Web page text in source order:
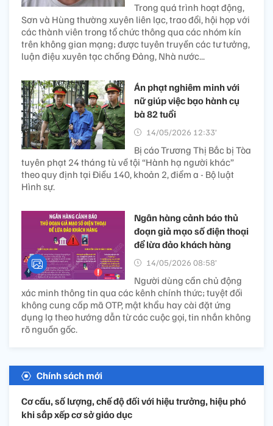
Trong quá trình hoạt động,
Sơn và Hùng thường xuyên liên lạc, trao đổi, hội họp với
các thành viên trong tổ chức thông qua các nhóm kín
trên không gian mạng; được tuyên truyền các tư tưởng,
luận điệu xuyên tạc chống Đảng, Nhà nước...
Án phạt nghiêm minh với
nữ giúp việc bạo hành cụ
bà 82 tuổi
14/05/2026 12:33’
Bị cáo Trương Thị Bắc bị Tòa
tuyên phạt 24 tháng tù về tội “Hành hạ người khác”
theo quy định tại Điều 140, khoản 2, điểm a - Bộ luật
Hình sự.
Ngân hàng cảnh báo thủ
đoạn giả mạo số điện thoại
để lừa đảo khách hàng
14/05/2026 08:58’
Người dùng cần chủ động
xác minh thông tin qua các kênh chính thức; tuyệt đối
không cung cấp mã OTP, mật khẩu hay cài đặt ứng
dụng lạ theo hướng dẫn từ các cuộc gọi, tin nhắn không
rõ nguồn gốc.
Chính sách mới
Cơ cấu, số lượng, chế độ đối với hiệu trưởng, hiệu phó
khi sắp xếp cơ sở giáo dục